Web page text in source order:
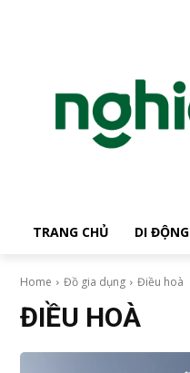
TRANG CHỦ DI ĐỘNG
Home Đồ gia dụng Điều hoà
ĐIỀU HOÀ